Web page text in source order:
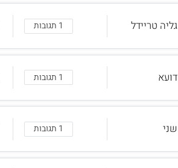
גליה טריידל 1 תגובות
דועא 1 תגובות
שני 1 תגובות